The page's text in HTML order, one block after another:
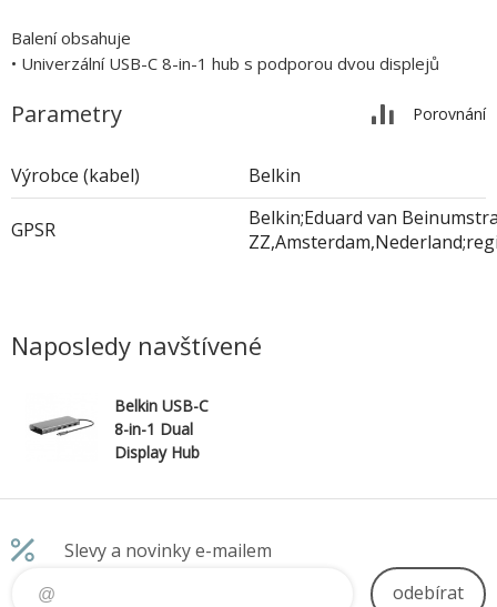
Balení obsahuje
• Univerzální USB-C 8-in-1 hub s podporou dvou displejů
Parametry Porovnání
Výrobce (kabel) Belkin
GPSR
Belkin;Eduard van
Naposledy navštívené
Belkin USB-C
8-in-1 Dual
Display Hub
Slevy a novinky e-mailem
odebírat